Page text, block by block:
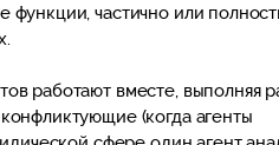
функции, частично или
работают вместе, выполняя
(когда агенты